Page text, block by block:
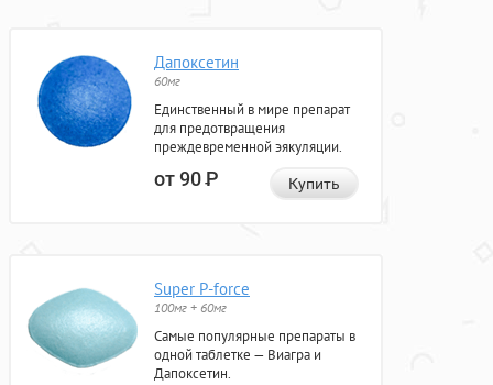
Дапоксетин
60мг
Единственный в мире препарат
для предотвращения
преждевременной эякуляции.
от 90Р Купить
Super P-force
100мг + 60мг
Самые популярные препараты в
одной таблетке — Виагра и
Дапоксетин.